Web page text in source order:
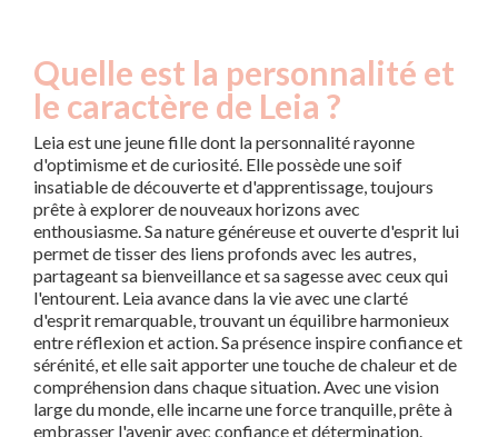
Quelle est la personnalité et
le caractère de Leia ?
Leia est une jeune fille dont la personnalité rayonne
d'optimisme et de curiosité. Elle possède une soif
insatiable de découverte et d'apprentissage, toujours
prête à explorer de nouveaux horizons avec
enthousiasme. Sa nature généreuse et ouverte d'esprit lui
permet de tisser des liens profonds avec les autres,
partageant sa bienveillance et sa sagesse avec ceux qui
l'entourent. Leia avance dans la vie avec une clarté
d'esprit remarquable, trouvant un équilibre harmonieux
entre réflexion et action. Sa présence inspire confiance et
sérénité, et elle sait apporter une touche de chaleur et de
compréhension dans chaque situation. Avec une vision
large du monde, elle incarne une force tranquille, prête à
embrasser l'avenir avec confiance et détermination.